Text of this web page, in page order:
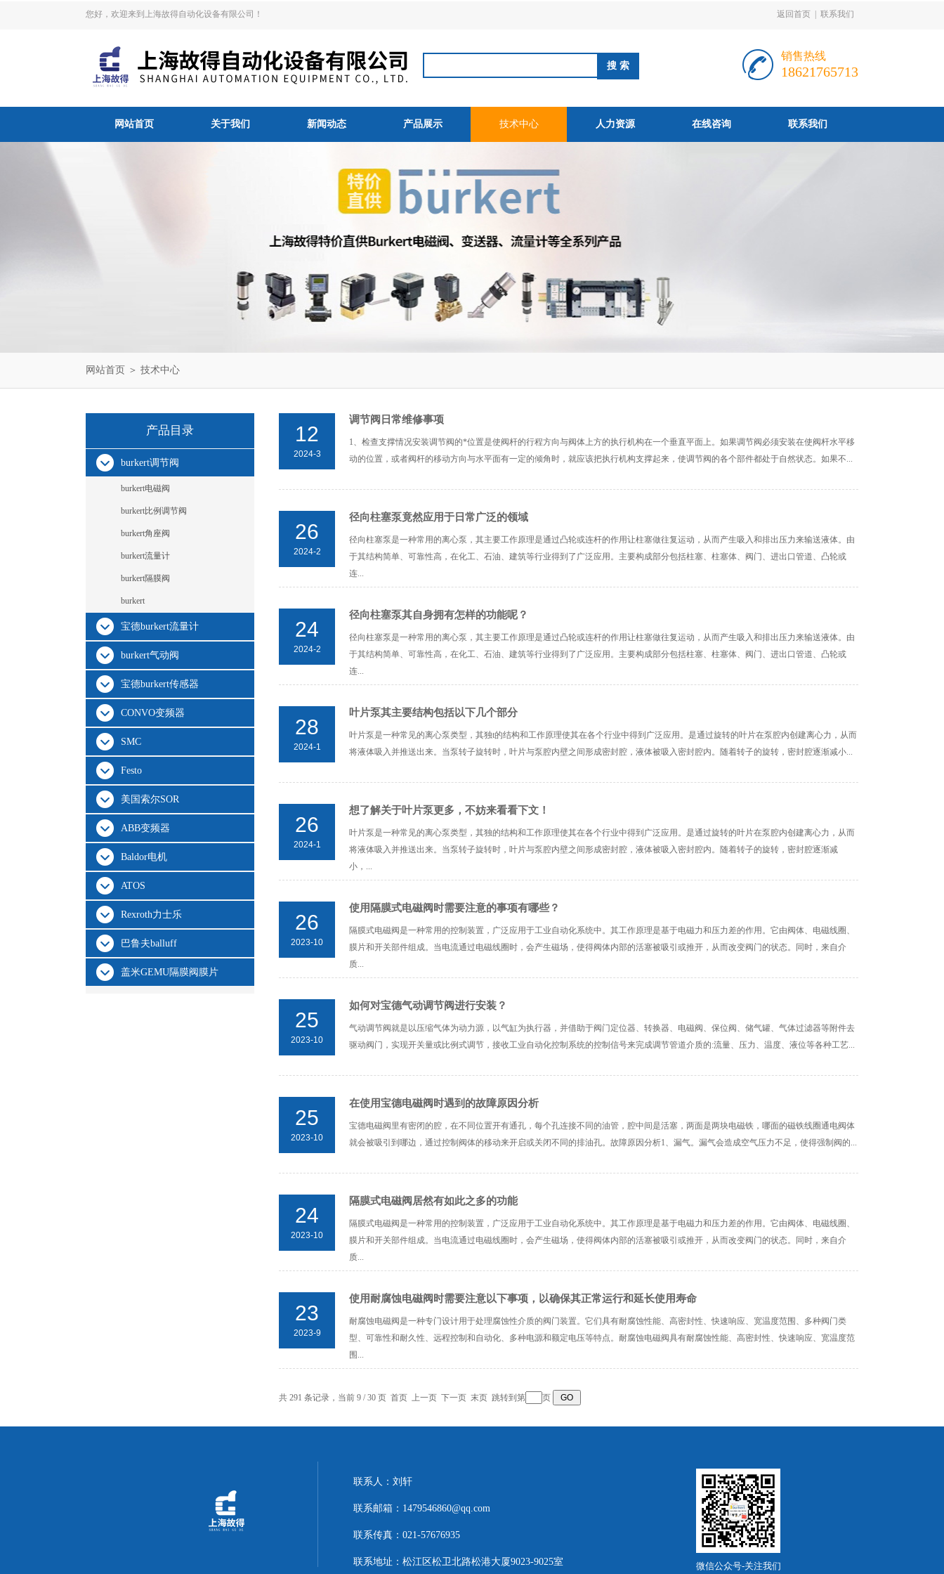
您好，欢迎来到上海故得自动化设备有限公司！ 返回首页 联系我们
销售热线
18621765713
网站首页 关于我们 新闻动态 产品展示 技术中心 人力资源 在线咨询 联系我们
网站首页 ＞ 技术中心
产品目录
burkert调节阀
burkert电磁阀
burkert比例调节阀
burkert角座阀
burkert流量计
burkert隔膜阀
burkert
宝德burkert流量计
burkert气动阀
宝德burkert传感器
CONVO变频器
SMC
Festo
美国索尔SOR
ABB变频器
Baldor电机
ATOS
Rexroth力士乐
巴鲁夫balluff
盖米GEMU隔膜阀膜片
12
2024-3
调节阀日常维修事项
1、检查支撑情况安装调节阀的*位置是使阀杆的行程方向与阀体上方的执行机构在一个垂直平面上。如果调节阀必须安装在使阀杆水平移
动的位置，或者阀杆的移动方向与水平面有一定的倾角时，就应该把执行机构支撑起来，使调节阀的各个部件都处于自然状态。如果不...
26
2024-2
径向柱塞泵竟然应用于日常广泛的领域
径向柱塞泵是一种常用的离心泵，其主要工作原理是通过凸轮或连杆的作用让柱塞做往复运动，从而产生吸入和排出压力来输送液体。由
于其结构简单、可靠性高，在化工、石油、建筑等行业得到了广泛应用。主要构成部分包括柱塞、柱塞体、阀门、进出口管道、凸轮或
连...
24
2024-2
径向柱塞泵其自身拥有怎样的功能呢？
径向柱塞泵是一种常用的离心泵，其主要工作原理是通过凸轮或连杆的作用让柱塞做往复运动，从而产生吸入和排出压力来输送液体。由
于其结构简单、可靠性高，在化工、石油、建筑等行业得到了广泛应用。主要构成部分包括柱塞、柱塞体、阀门、进出口管道、凸轮或
连...
28
2024-1
叶片泵其主要结构包括以下几个部分
叶片泵是一种常见的离心泵类型，其独t的结构和工作原理使其在各个行业中得到广泛应用。是通过旋转的叶片在泵腔内创建离心力，从而
将液体吸入并推送出来。当泵转子旋转时，叶片与泵腔内壁之间形成密封腔，液体被吸入密封腔内。随着转子的旋转，密封腔逐渐减小...
26
2024-1
想了解关于叶片泵更多，不妨来看看下文！
叶片泵是一种常见的离心泵类型，其独的结构和工作原理使其在各个行业中得到广泛应用。是通过旋转的叶片在泵腔内创建离心力，从而
将液体吸入并推送出来。当泵转子旋转时，叶片与泵腔内壁之间形成密封腔，液体被吸入密封腔内。随着转子的旋转，密封腔逐渐减
小，...
26
2023-10
使用隔膜式电磁阀时需要注意的事项有哪些？
隔膜式电磁阀是一种常用的控制装置，广泛应用于工业自动化系统中。其工作原理是基于电磁力和压力差的作用。它由阀体、电磁线圈、
膜片和开关部件组成。当电流通过电磁线圈时，会产生磁场，使得阀体内部的活塞被吸引或推开，从而改变阀门的状态。同时，来自介
质...
25
2023-10
如何对宝德气动调节阀进行安装？
气动调节阀就是以压缩气体为动力源，以气缸为执行器，并借助于阀门定位器、转换器、电磁阀、保位阀、储气罐、气体过滤器等附件去
驱动阀门，实现开关量或比例式调节，接收工业自动化控制系统的控制信号来完成调节管道介质的:流量、压力、温度、液位等各种工艺...
25
2023-10
在使用宝德电磁阀时遇到的故障原因分析
宝德电磁阀里有密闭的腔，在不同位置开有通孔，每个孔连接不同的油管，腔中间是活塞，两面是两块电磁铁，哪面的磁铁线圈通电阀体
就会被吸引到哪边，通过控制阀体的移动来开启或关闭不同的排油孔。故障原因分析1、漏气。漏气会造成空气压力不足，使得强制阀的...
24
2023-10
隔膜式电磁阀居然有如此之多的功能
隔膜式电磁阀是一种常用的控制装置，广泛应用于工业自动化系统中。其工作原理是基于电磁力和压力差的作用。它由阀体、电磁线圈、
膜片和开关部件组成。当电流通过电磁线圈时，会产生磁场，使得阀体内部的活塞被吸引或推开，从而改变阀门的状态。同时，来自介
质...
23
2023-9
使用耐腐蚀电磁阀时需要注意以下事项，以确保其正常运行和延长使用寿命
耐腐蚀电磁阀是一种专门设计用于处理腐蚀性介质的阀门装置。它们具有耐腐蚀性能、高密封性、快速响应、宽温度范围、多种阀门类
型、可靠性和耐久性、远程控制和自动化、多种电源和额定电压等特点。耐腐蚀电磁阀具有耐腐蚀性能、高密封性、快速响应、宽温度范
围...
共 291 条记录，当前 9 / 30 页 首页 上一页 下一页 末页 跳转到第 页
联系人：刘轩
联系邮箱：1479546860@qq.com
联系传真：021-57676935
联系地址：松江区松卫北路松港大厦9023-9025室 微信公众号-关注我们